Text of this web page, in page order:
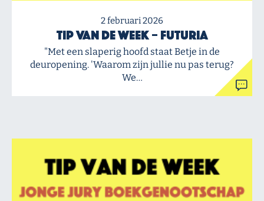
2 februari 2026
Tip van de Week – Futuria
"Met een slaperig hoofd staat Betje in de
deuropening. 'Waarom zijn jullie nu pas terug?
We…